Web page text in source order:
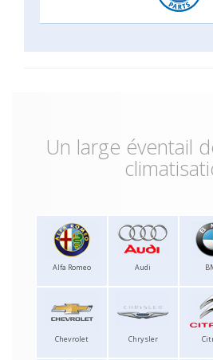
Un large éventail
Alfa Romeo Audi
Chevrolet Chrysler